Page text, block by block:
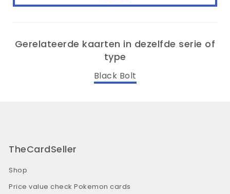
Gerelateerde kaarten in dezelfde serie of
type
Black Bolt
TheCardSeller
Shop
Price value check Pokemon cards